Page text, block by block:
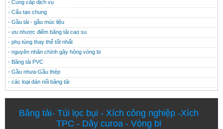
CONTACT
THÔNG TIN HỮU ÍCH
- Cung cấp dịch vụ
- Cấu tạo chung
- Gầu tải - gầu múc liệu
- ưu nhược điểm băng tải cao su
- phụ tùng thay thế tốt nhất
- nguyên nhân chính gây hỏng vòng bi
- Băng tải PVC
- Gầu nhưa-Gầu thép
- các loại dán nối băng tải
Băng tải- Túi lọc bụi - Xích công nghiệp-Xích
TPC - Dây curoa - Vòng bi